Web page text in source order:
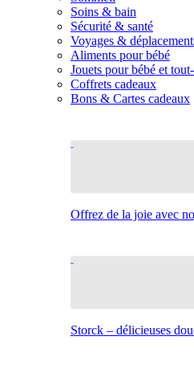
Soins & bain
Sécurité & santé
Voyages &
Aliments pour bébé
Jouets pour bébé et
Coffrets cadeaux
Bons & Cartes cadeaux
Offrez de la joie avec
Storck – délicieuses